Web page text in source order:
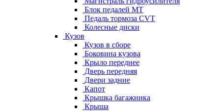
Блок педалей МТ
Педаль тормоза CVT
Колесные диски
Кузов
Кузов в сборе
Боковина кузова
Крыло переднее
Дверь передняя
Двери задние
Капот
Крышка багажника
Крыша